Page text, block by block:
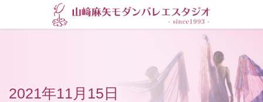
テ
ゲ
2021年11月15日